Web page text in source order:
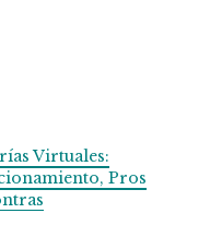
Virtuales:
Pros